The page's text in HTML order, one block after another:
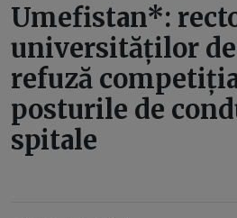
Umefistan*:
universităților
refuză
posturile de
spitale